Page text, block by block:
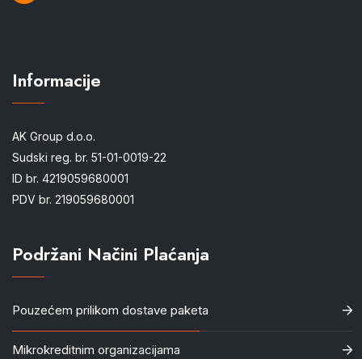
Informacije
AK Group d.o.o.
Sudski reg. br. 51-01-0019-22
ID br. 4219059680001
PDV br. 219059680001
Podržani Načini Plaćanja
Pouzećem prilikom dostave paketa
Mikrokreditnim organizacijama